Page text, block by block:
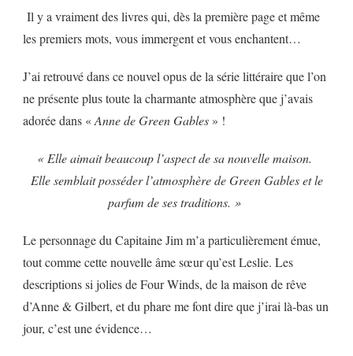
SA
DE
DE
MAUD
Il y a vraiment des livres qui, dès la première page et même
les premiers mots, vous immergent et vous enchantent…
J’ai retrouvé dans ce nouvel opus de la série littéraire que l’on
ne présente plus toute la charmante atmosphère que j’avais
adorée dans «Anne de Green Gables » !
« Elle aimait beaucoup l’aspect de sa nouvelle maison.
Elle semblait posséder l’atmosphère de Green Gables et le
parfum de ses traditions. »
Le personnage du Capitaine Jim m’a particulièrement émue,
tout comme cette nouvelle âme sœur qu’est Leslie. Les
descriptions si jolies de Four Winds, de la maison de rêve
d’Anne & Gilbert, et du phare me font dire que j’irai là-bas un
jour, c’est une évidence…